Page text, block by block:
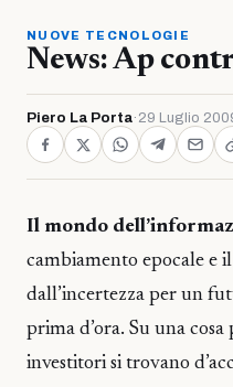
NUOVE TECNOLOGIE
News: Ap
Piero La Porta· 29 Luglio
Il mondo
cambiamento epocale e
dall’incertezza per un
prima d’ora. Su una
investitori si trovano